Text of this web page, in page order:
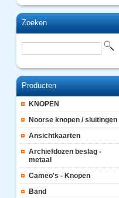
Zoeken
Producten
KNOPEN
Noorse knopen / sluitingen
Ansichtkaarten
Archiefdozen beslag -
metaal
Cameo's - Knopen
Band